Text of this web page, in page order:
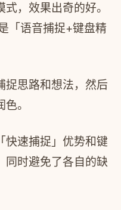
，效果出奇的好。
「语音捕捉+键盘精
捉思路和想法，然后
。
快速捕捉」优势和键
同时避免了各自的缺